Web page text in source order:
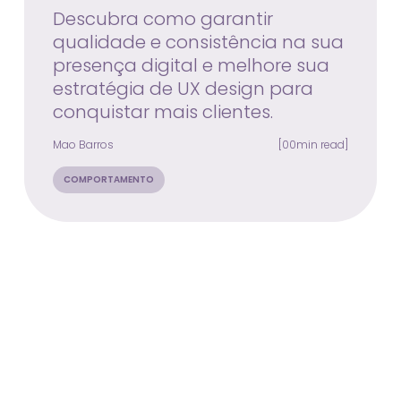
Descubra como garantir
qualidade e consistência na sua
presença digital e melhore sua
estratégia de UX design para
conquistar mais clientes.
Mao Barros [00min read]
COMPORTAMENTO